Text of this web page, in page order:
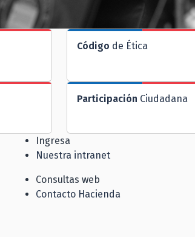
Código de Ética
Participación Ciudadana
Ingresa
Nuestra intranet
Consultas web
Contacto Hacienda